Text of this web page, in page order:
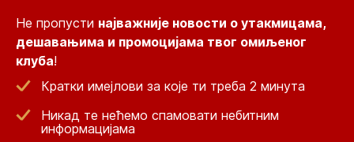
Не пропусти најважније новости о утакмицама,
дешавањима и промоцијама твог омиљеног
клуба!
Кратки имејлови за које ти треба 2 минута
Никад те нећемо спамовати небитним
информацијама